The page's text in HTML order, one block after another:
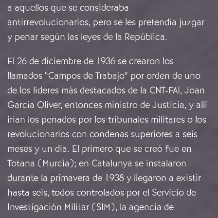
a aquellos que se consideraba
antirrevolucionarios, pero se les pretendía juzgar
y penar según las leyes de la República.
El 26 de diciembre de 1936 se crearon los
llamados “Campos de Trabajo” por orden de uno
de los líderes más destacados de la CNT-FAI, Joan
García Oliver, entonces ministro de Justicia, y allí
irían los penados por los tribunales militares o los
revolucionarios con condenas superiores a seis
meses y un día. El primero que se creó fue en
Totana (Murcia); en Catalunya se instalaron
durante la primavera de 1938 y llegaron a existir
hasta seis, todos controlados por el Servicio de
Investigación Militar (SIM), la agencia de